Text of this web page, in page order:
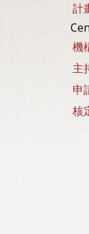
計
機
主
申
核